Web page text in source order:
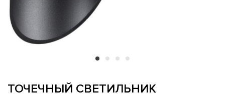
ТОЧЕЧНЫЙ СВЕТИЛЬНИК